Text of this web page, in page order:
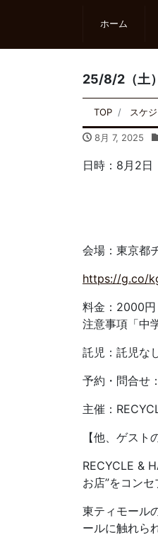
ホーム
25/8/2（土
TOP スケ
8月 7, 2025
日時：8月2日
お店自体
上映終了
会場：東京都
https://g.co/
料金：2000円
注意事項「中
託児：託児な
予約・問合せ
主催：
【他、ゲスト
RECYCLE &
お店”をコン
東ティモール
ールに触れら